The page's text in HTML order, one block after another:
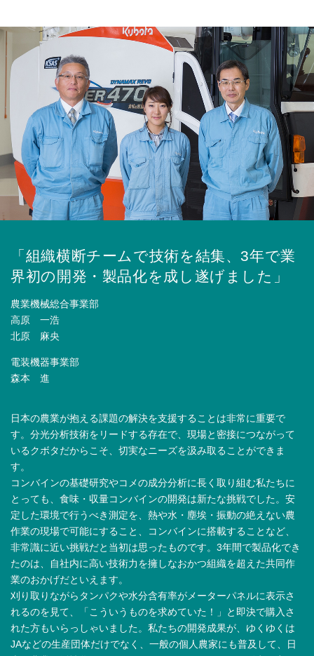
「組織横断チームで技術を結集、3年で業
界初の開発・製品化を成し遂げました」
農業機械総合事業部
高原 一浩
北原 麻央
電装機器事業部
森本 進
日本の農業が抱える課題の解決を支援することは非常に重要で
す。分光分析技術をリードする存在で、現場と密接につながって
いるクボタだからこそ、切実なニーズを汲み取ることができま
す。
コンバインの基礎研究やコメの成分分析に長く取り組む私たちに
とっても、食味・収量コンバインの開発は新たな挑戦でした。安
定した環境で行うべき測定を、熱や水・塵埃・振動の絶えない農
作業の現場で可能にすること、コンバインに搭載することなど、
非常識に近い挑戦だと当初は思ったものです。3年間で製品化でき
たのは、自社内に高い技術力を擁しなおかつ組織を超えた共同作
業のおかげだといえます。
刈り取りながらタンパクや水分含有率がメーターパネルに表示さ
れるのを見て、「こういうものを求めていた！」と即決で購入さ
れた方もいらっしゃいました。私たちの開発成果が、ゆくゆくは
JAなどの生産団体だけでなく、一般の個人農家にも普及して、日